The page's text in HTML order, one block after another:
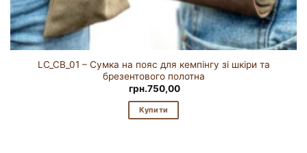
LC_CB_01 – Сумка на пояс для кемпінгу зі шкіри та
брезентового полотна
грн.750,00
Купити